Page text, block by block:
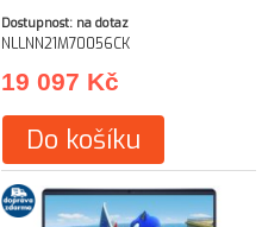
Dostupnost: na dotaz
NLLNN21M70056CK
19 097 Kč
Do košíku